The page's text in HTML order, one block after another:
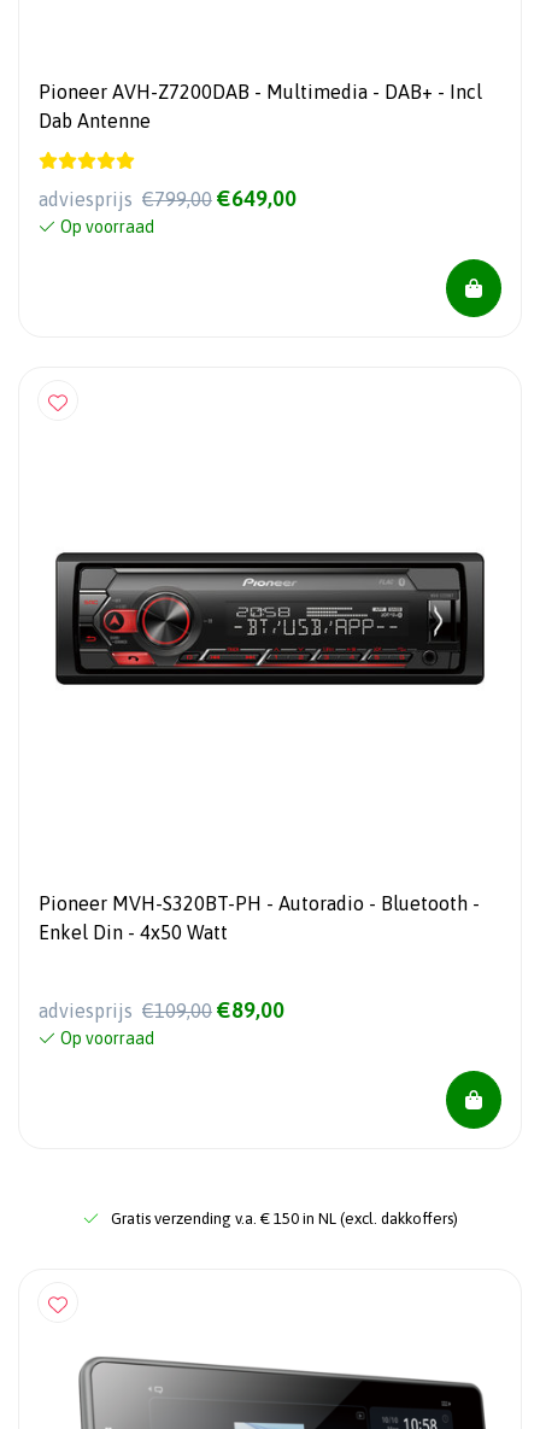
Pioneer AVH-Z7200DAB - Multimedia - DAB+ - Incl
Dab Antenne
adviesprijs €799,00 €649,00
Op voorraad
Pioneer MVH-S320BT-PH - Autoradio - Bluetooth -
Enkel Din - 4x50 Watt
adviesprijs €109,00 €89,00
Op voorraad
Gratis verzending v.a. € 150 in NL (excl. dakkoffers)